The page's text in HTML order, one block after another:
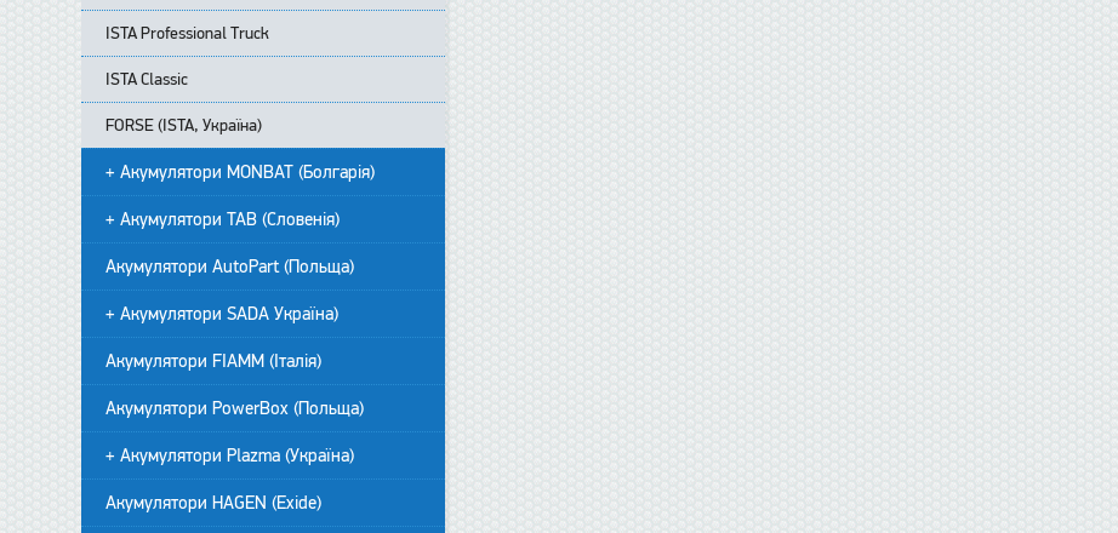
ISTA Professional Truck
ISTA Classic
FORSE (ISTA, Україна)
+ Акумулятори MONBAT (Болгарія)
+ Акумулятори TAB (Словенія)
Акумулятори AutoPart (Польща)
+ Акумулятори SADA Україна)
Акумулятори FIAMM (Італія)
Акумулятори PowerBox (Польща)
+ Акумулятори Plazma (Україна)
Акумулятори HAGEN (Exide)